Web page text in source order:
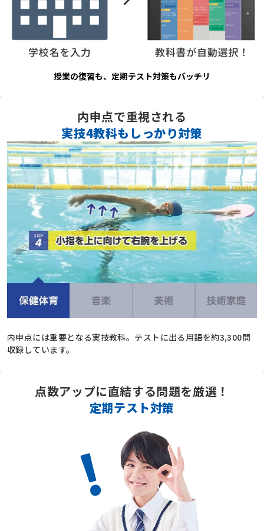
授業の復習も、定期テスト対策もバッチリ
内申点で重視される
実技4教科もしっかり対策
内申点には重要となる実技教科。テストに出る用語を約3,300問
収録しています。
点数アップに直結する問題を厳選！
定期テスト対策